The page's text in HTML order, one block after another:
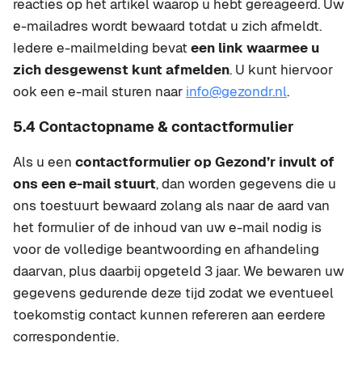
reacties op het artikel waarop u hebt gereageerd. Uw
e-mailadres wordt bewaard totdat u zich afmeldt.
Iedere e-mailmelding bevat een link waarmee u
zich desgewenst kunt afmelden. U kunt hiervoor
ook een e-mail sturen naar info@gezondr.nl.
5.4 Contactopname & contactformulier
Als u een contactformulier op Gezond’r invult of
ons een e-mail stuurt, dan worden gegevens die u
ons toestuurt bewaard zolang als naar de aard van
het formulier of de inhoud van uw e-mail nodig is
voor de volledige beantwoording en afhandeling
daarvan, plus daarbij opgeteld 3 jaar. We bewaren uw
gegevens gedurende deze tijd zodat we eventueel
toekomstig contact kunnen refereren aan eerdere
correspondentie.